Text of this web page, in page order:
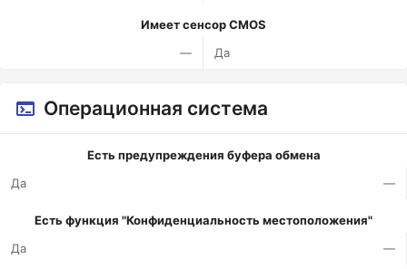
Имеет сенсор CMOS
—
Да
Операционная система
Есть предупреждения буфера обмена
Да
—
Есть функция "Конфиденциальность местоположения"
Да
—